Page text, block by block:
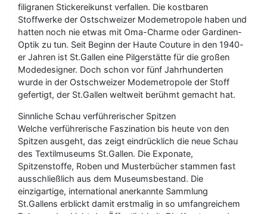
filigranen Stickereikunst verfallen. Die kostbaren
Stoffwerke der Ostschweizer Modemetropole haben und
hatten noch nie etwas mit Oma-Charme oder Gardinen-
Optik zu tun. Seit Beginn der Haute Couture in den 1940-
er Jahren ist St.Gallen eine Pilgerstätte für die großen
Modedesigner. Doch schon vor fünf Jahrhunderten
wurde in der Ostschweizer Modemetropole der Stoff
gefertigt, der St.Gallen weltweit berühmt gemacht hat.
Sinnliche Schau verführerischer Spitzen
Welche verführerische Faszination bis heute von den
Spitzen ausgeht, das zeigt eindrücklich die neue Schau
des Textilmuseums St.Gallen. Die Exponate,
Spitzenstoffe, Roben und Musterbücher stammen fast
ausschließlich aus dem Museumsbestand. Die
einzigartige, international anerkannte Sammlung
St.Gallens erblickt damit erstmalig in so umfangreichem